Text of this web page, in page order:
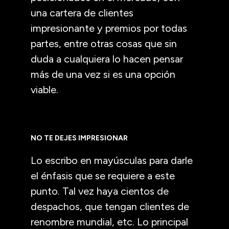
una cartera de clientes
impresionante y premios por todas
partes, entre otras cosas que sin
duda a cualquiera lo hacen pensar
más de una vez si es una opción
viable.
NO TE DEJES IMPRESIONAR
Lo escribo en mayúsculas para darle
el énfasis que se requiere a este
punto. Tal vez haya cientos de
despachos, que tengan clientes de
renombre mundial, etc. Lo principal